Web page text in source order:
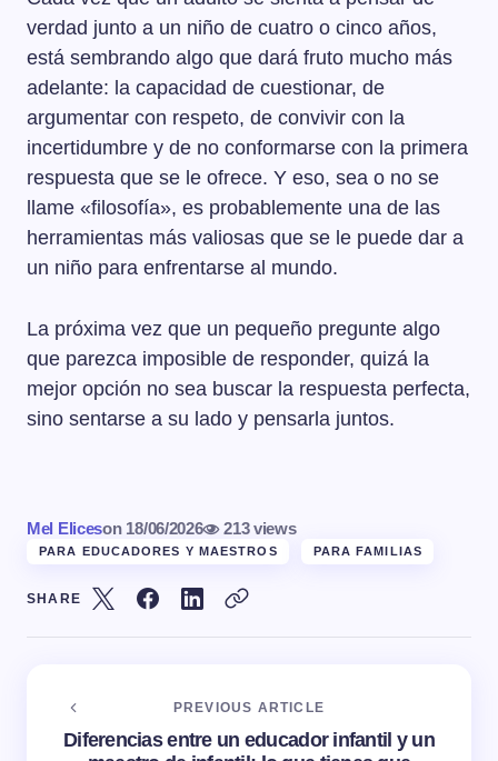
verdad junto a un niño de cuatro o cinco años,
está sembrando algo que dará fruto mucho más
adelante: la capacidad de cuestionar, de
argumentar con respeto, de convivir con la
incertidumbre y de no conformarse con la primera
respuesta que se le ofrece. Y eso, sea o no se
llame «filosofía», es probablemente una de las
herramientas más valiosas que se le puede dar a
un niño para enfrentarse al mundo.
La próxima vez que un pequeño pregunte algo
que parezca imposible de responder, quizá la
mejor opción no sea buscar la respuesta perfecta,
sino sentarse a su lado y pensarla juntos.
Mel Eliceson 18/06/2026 213 views
PARA EDUCADORES Y MAESTROS PARA FAMILIAS
SHARE
PREVIOUS ARTICLE
Diferencias entre un educador infantil y un